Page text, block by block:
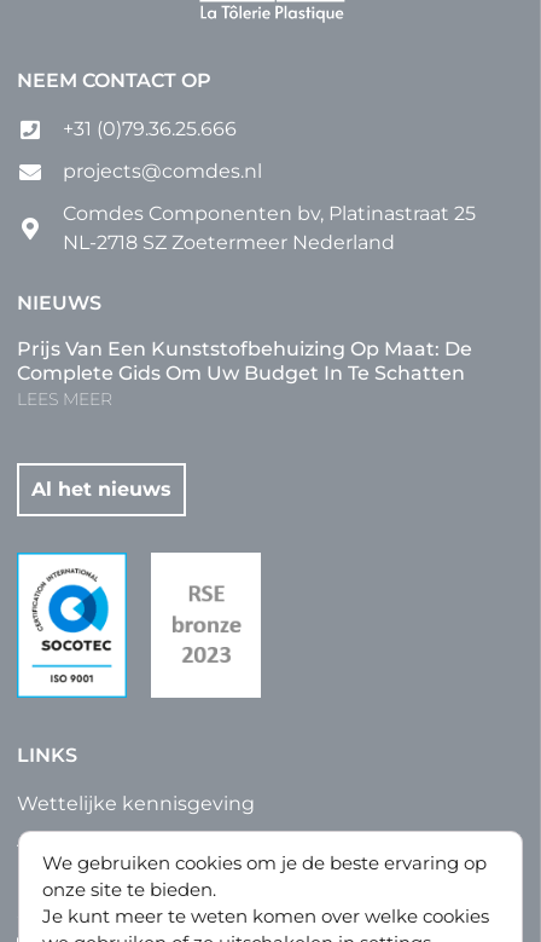
NEEM CONTACT OP
+31 (0)79.36.25.666
projects@comdes.nl
Comdes Componenten bv, Platinastraat 25
NL-2718 SZ Zoetermeer Nederland
NIEUWS
Prijs Van Een Kunststofbehuizing Op Maat: De
Complete Gids Om Uw Budget In Te Schatten
LEES MEER
Al het nieuws
LINKS
Wettelijke kennisgeving
Algemene verkoops- en fabricagevoorwaarden
Privacybeleid
Sitemap
We gebruiken cookies om je de beste ervaring op
onze site te bieden.
Je kunt meer te weten komen over welke cookies